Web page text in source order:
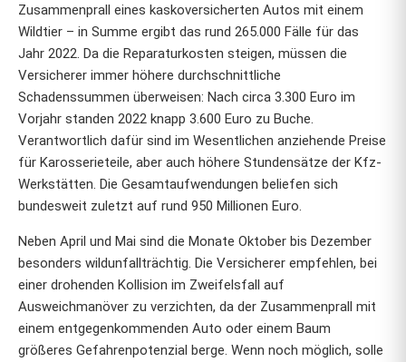
Zusammenprall eines kaskoversicherten Autos mit einem
Wildtier – in Summe ergibt das rund 265.000 Fälle für das
Jahr 2022. Da die Reparaturkosten steigen, müssen die
Versicherer immer höhere durchschnittliche
Schadenssummen überweisen: Nach circa 3.300 Euro im
Vorjahr standen 2022 knapp 3.600 Euro zu Buche.
Verantwortlich dafür sind im Wesentlichen anziehende Preise
für Karosserieteile, aber auch höhere Stundensätze der Kfz-
Werkstätten. Die Gesamtaufwendungen beliefen sich
bundesweit zuletzt auf rund 950 Millionen Euro.
Neben April und Mai sind die Monate Oktober bis Dezember
besonders wildunfallträchtig. Die Versicherer empfehlen, bei
einer drohenden Kollision im Zweifelsfall auf
Ausweichmanöver zu verzichten, da der Zusammenprall mit
einem entgegenkommenden Auto oder einem Baum
größeres Gefahrenpotenzial berge. Wenn noch möglich, solle